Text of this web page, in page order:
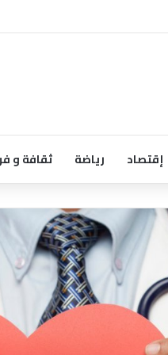
إقتصاد رياضة ثقافة و